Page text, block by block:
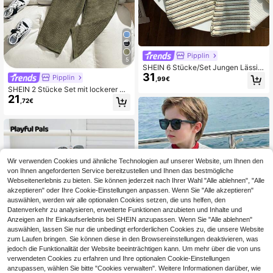
5
Pipplin
SHEIN 2 Stücke Set mit lockerer Po
loshirt mit Kentkragen und kurzen Ä
rmeln und Hose für Kleine Jungen,
21 ,72€
Pipplin
SHEIN 6 Stücke/Set Jungen Lässig
gestreiftes Polokragen Strick-Top u
nd Shorts Set, geeignet für Geburtst
ufführungen, Hochzeiten, Urlaub, S
chule, Sport, Frühling/Sommer
31 ,99€
Wir verwenden Cookies und ähnliche Technologien auf unserer Website, um Ihnen den
von Ihnen angeforderten Service bereitzustellen und Ihnen das bestmögliche
Webseitenerlebnis zu bieten. Sie können jederzeit nach Ihrer Wahl "Alle ablehnen", "Alle
akzeptieren" oder Ihre Cookie-Einstellungen anpassen. Wenn Sie "Alle akzeptieren"
auswählen, werden wir alle optionalen Cookies setzen, die uns helfen, den
Datenverkehr zu analysieren, erweiterte Funktionen anzubieten und Inhalte und
Anzeigen an Ihr Einkaufserlebnis bei SHEIN anzupassen. Wenn Sie "Alle ablehnen"
auswählen, lassen Sie nur die unbedingt erforderlichen Cookies zu, die unsere Website
zum Laufen bringen. Sie können diese in den Browsereinstellungen deaktivieren, was
jedoch die Funktionalität der Website beeinträchtigen kann. Um mehr über die von uns
verwendeten Cookies zu erfahren und Ihre optionalen Cookie-Einstellungen
anzupassen, wählen Sie bitte "Cookies verwalten". Weitere Informationen darüber, wie